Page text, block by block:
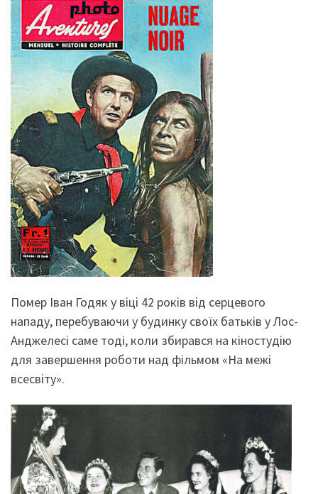
Помер Іван Годяк у віці 42 років від серцевого
нападу, перебуваючи у будинку своїх батьків у Лос-
Анджелесі саме тоді, коли збирався на кіностудію
для завершення роботи над фільмом «На межі
всесвіту».